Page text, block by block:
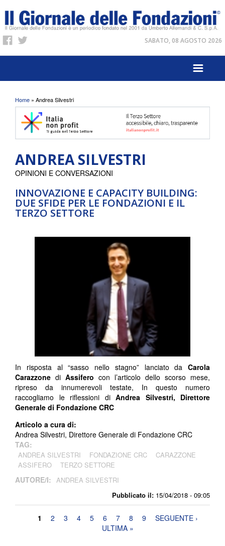
SABATO, 08 AGOSTO 2026
Tu sei qui
Home » Andrea Silvestri
ANDREA SILVESTRI
INNOVAZIONE E CAPACITY BUILDING:
DUE SFIDE PER LE FONDAZIONI E IL
TERZO SETTORE
Pubblicato il: 15/04/2018 - 09:05
OPINIONI E CONVERSAZIONI
In risposta al “sasso nello stagno” lanciato da Carola
Carazzone di Assifero con l’articolo dello scorso mese,
ripreso da innumerevoli testate, In questo numero
raccogliamo le riflessioni di Andrea Silvestri, Direttore
Generale di Fondazione CRC
Articolo a cura di:
Andrea Silvestri, Direttore Generale di Fondazione CRC
TAG:
ANDREA SILVESTRI FONDAZIONE CRC
CARAZZONE
ASSIFERO
TERZO SETTORE
AUTORE/I: ANDREA SILVESTRI
Pagine
1 2 3 4 5 6 7 8 9
SEGUENTE ›
ULTIMA »